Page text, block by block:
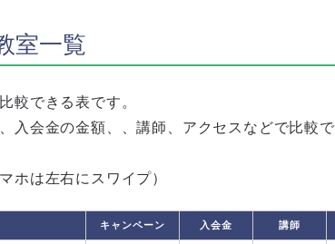
室一覧
較できる表です。
入会金の金額、、講師、アクセスなどで比較で
ホは左右にスワイプ）
キャンペーン 入会金 講師